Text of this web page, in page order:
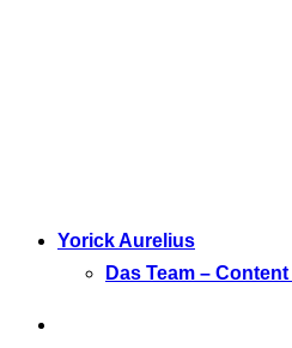
Yorick Aurelius
Das Team –